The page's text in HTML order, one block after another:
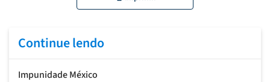
Continue lendo
Impunidade México